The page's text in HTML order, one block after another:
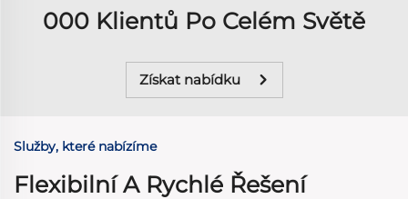
000 Klientů Po Celém Světě
Získat nabídku
Služby, které nabízíme
Flexibilní A Rychlé Řešení